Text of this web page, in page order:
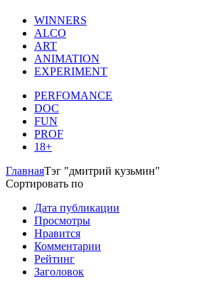
WINNERS
ALCO
ART
ANIMATION
EXPERIMENT
PERFOMANCE
DOC
FUN
PROF
18+
ГлавнаяТэг "дмитрий кузьмин"
Сортировать по
Дата публикации
Просмотры
Нравится
Комментарии
Рейтинг
Заголовок